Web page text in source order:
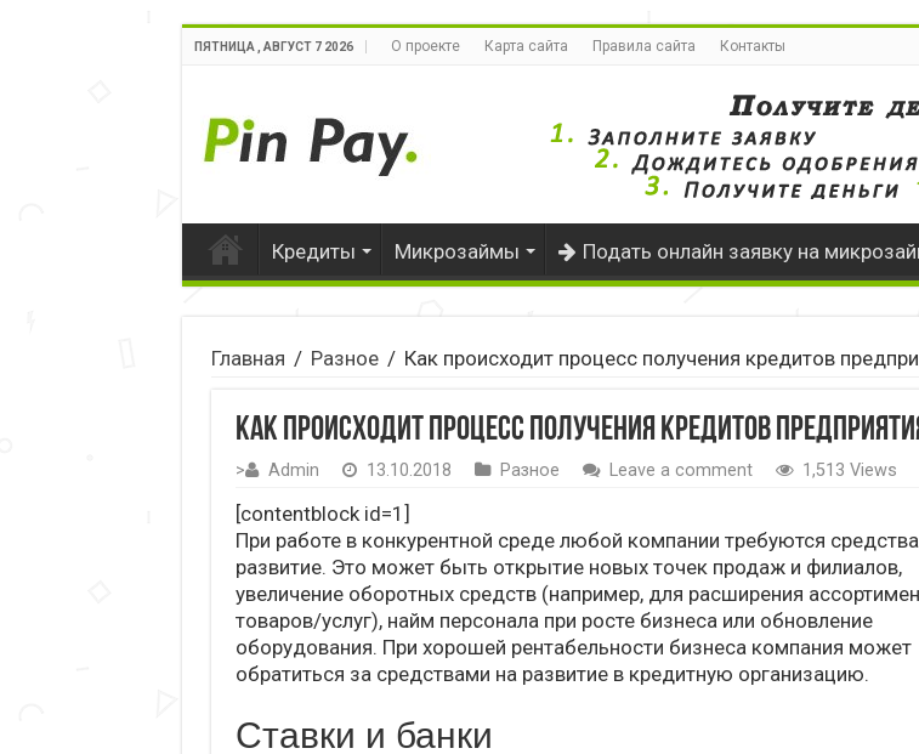
ПЯТНИЦА , АВГУСТ 7 2026 О проекте Карта сайта Правила сайта Контакты
Кредиты Микрозаймы Подать онлайн заявку на
Главная / Разное / Как происходит процесс получения кредитов
Как происходит процесс получения кредитов
> Admin 13.10.2018 Разное Leave a comment 1,513 Views
[contentblock id=1]
При работе в конкурентной среде любой компании требуются
развитие. Это может быть открытие новых точек продаж и филиалов,
увеличение оборотных средств (например, для расширения
товаров/услуг), найм персонала при росте бизнеса или обновление
оборудования. При хорошей рентабельности бизнеса компания может
обратиться за средствами на развитие в кредитную организацию.
Ставки и банки